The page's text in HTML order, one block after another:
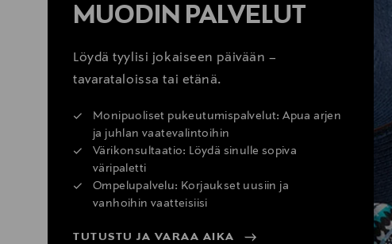
MUODIN PALVELUT
Löydä tyylisi jokaiseen päivään –
tavarataloissa tai etänä.
Monipuoliset pukeutumispalvelut: Apua arjen
ja juhlan vaatevalintoihin
Värikonsultaatio: Löydä sinulle sopiva
väripaletti
Ompelupalvelu: Korjaukset uusiin ja
vanhoihin vaatteisiisi
TUTUSTU JA VARAA AIKA